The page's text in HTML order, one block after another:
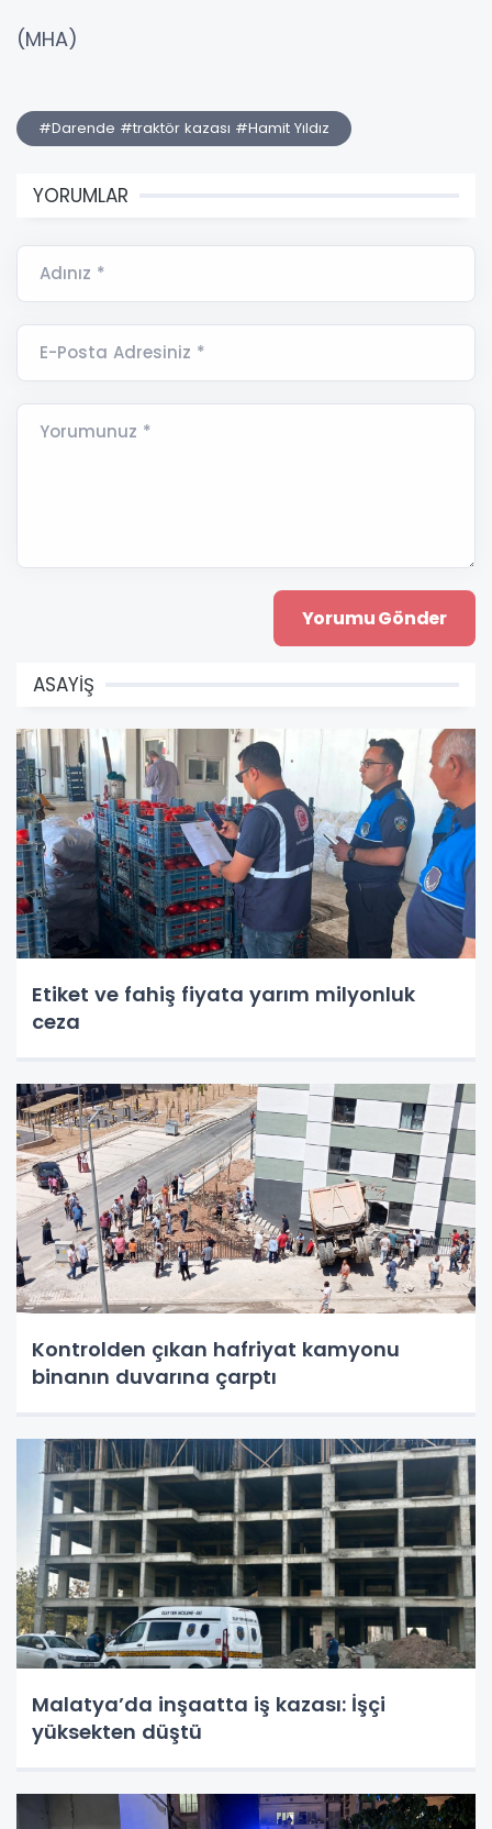
(MHA)
#Darende #traktör kazası #Hamit Yıldız
YORUMLAR
Adınız *
E-Posta Adresiniz *
Yorumunuz *
ASAYİŞ
Etiket ve fahiş fiyata yarım milyonluk
ceza
Kontrolden çıkan hafriyat kamyonu
binanın duvarına çarptı
Malatya’da inşaatta iş kazası: İşçi
yüksekten düştü